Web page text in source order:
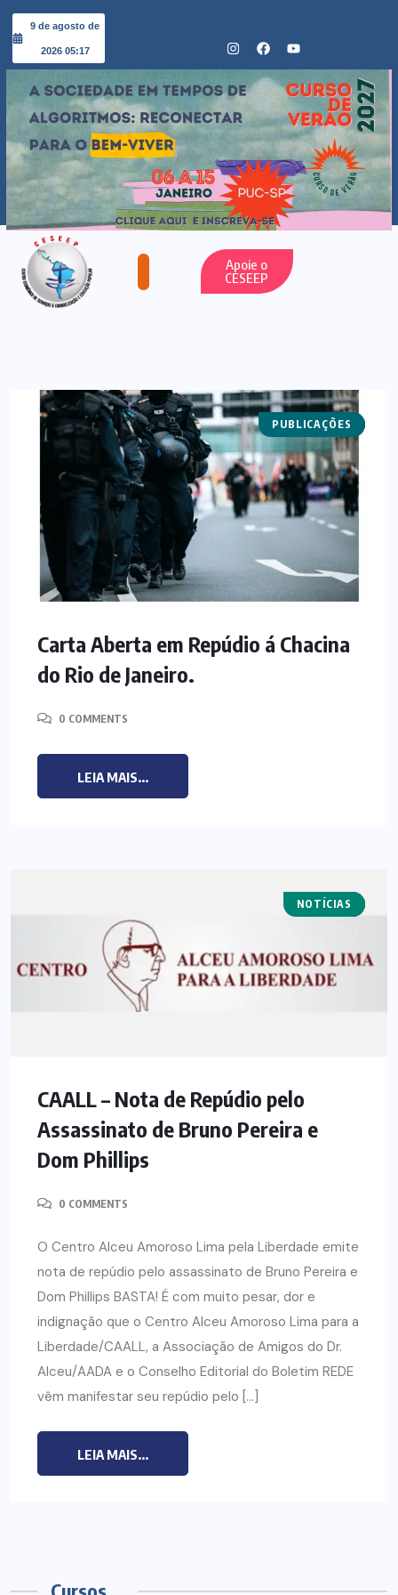
9 de agosto de
2026 05:17
Apoie o
CESEEP
NOTAS
PUBLICAÇÕES
Carta Aberta em Repúdio á Chacina
do Rio de Janeiro.
0 COMMENTS
LEIA MAIS...
NOTAS
NOTÍCIAS
CAALL – Nota de Repúdio pelo
Assassinato de Bruno Pereira e
Dom Phillips
0 COMMENTS
O Centro Alceu Amoroso Lima pela Liberdade emite
nota de repúdio pelo assassinato de Bruno Pereira e
Dom Phillips BASTA! É com muito pesar, dor e
indignação que o Centro Alceu Amoroso Lima para a
Liberdade/CAALL, a Associação de Amigos do Dr.
Alceu/AADA e o Conselho Editorial do Boletim REDE
vêm manifestar seu repúdio pelo […]
LEIA MAIS...